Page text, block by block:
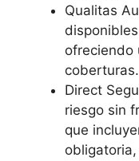
Qualitas
ofreciendo
coberturas.
Direct
riesgo sin
que